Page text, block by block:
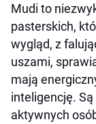
Mudi to
pasterskich,
wygląd, z
uszami,
mają
inteligencję.
aktywnych